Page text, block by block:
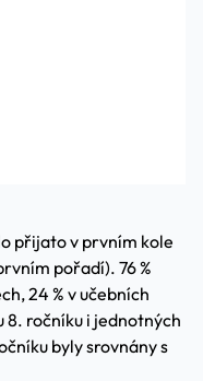
přijato v prvním kole
pořadí). 76 %
24 % v učebních
8. ročníku i jednotných
byly srovnány s